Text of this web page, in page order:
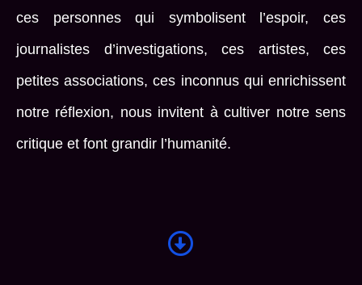
ces personnes qui symbolisent l’espoir, ces
journalistes d’investigations, ces artistes, ces
petites associations, ces inconnus qui enrichissent
notre réflexion, nous invitent à cultiver notre sens
critique et font grandir l’humanité.